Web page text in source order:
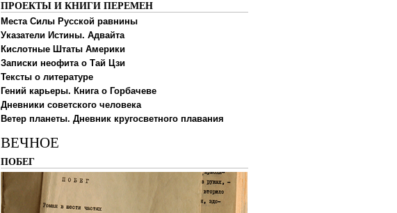
ПРОЕКТЫ И КНИГИ ПЕРЕМЕН
Места Силы Русской равнины
Указатели Истины. Адвайта
Кислотные Штаты Америки
Записки неофита о Тай Цзи
Тексты о литературе
Гений карьеры. Книга о Горбачеве
Дневники советского человека
Ветер планеты. Дневник кругосветного плавания
ВЕЧНОЕ
ПОБЕГ